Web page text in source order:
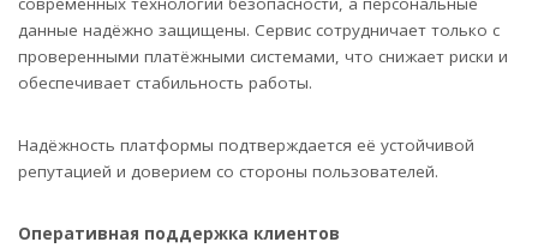
данные надёжно защищены. Сервис сотрудничает только с
проверенными платёжными системами, что снижает риски и
обеспечивает стабильность работы.
Надёжность платформы подтверждается её устойчивой
репутацией и доверием со стороны пользователей.
Оперативная поддержка клиентов